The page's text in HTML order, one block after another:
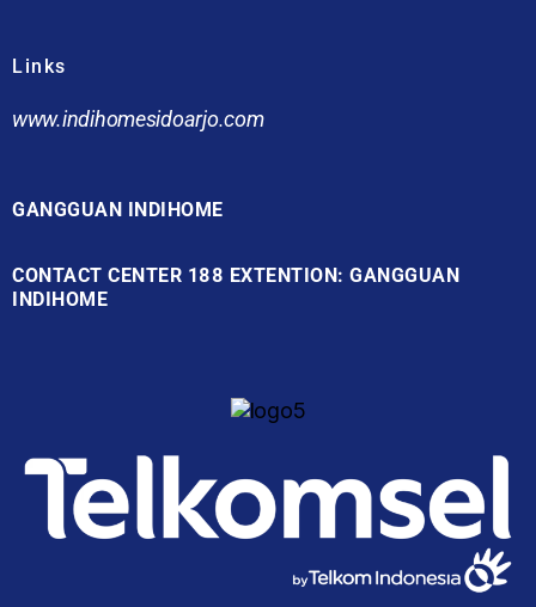
Links
www.indihomesidoarjo.com
GANGGUAN INDIHOME
CONTACT CENTER 188 EXTENTION: GANGGUAN
INDIHOME